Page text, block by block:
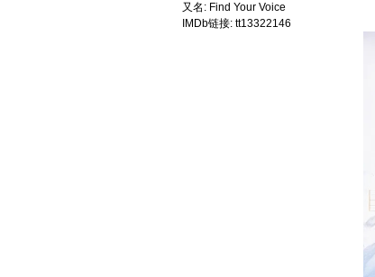
又名: Find Your Voice
IMDb链接: tt13322146